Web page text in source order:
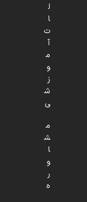
ل
ا
ت
آ
م
و
ز
ش
ی
م
ش
ا
و
ر
ه